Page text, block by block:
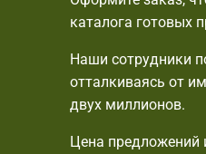
каталога готовых
Наши сотрудники
отталкиваясь от
двух миллионов.
Цена предложений